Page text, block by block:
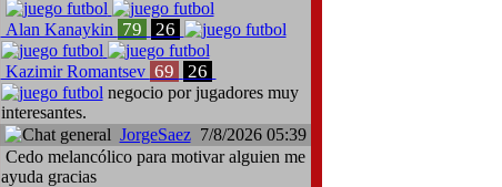
Alan Kanaykin 79 26
Kazimir Romantsev 69 26
negocio por jugadores muy
interesantes.
JorgeSaez7/8/2026 05:39
Cedo melancólico para motivar alguien me
ayuda gracias